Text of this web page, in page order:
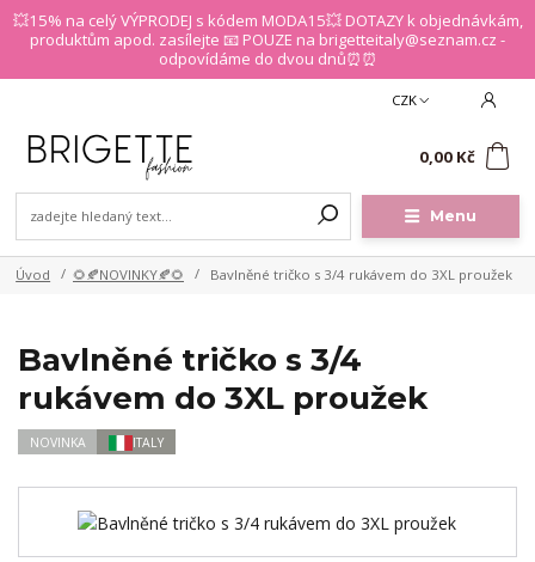
💥15% na celý VÝPRODEJ s kódem MODA15💥 DOTAZY k objednávkám,
produktům apod. zasílejte 📧 POUZE na brigetteitaly@seznam.cz -
odpovídáme do dvou dnů⏰⏰
Menu
CZK
0,00 Kč
Úvod 🌻🍂NOVINKY🍂🌻 Bavlněné tričko s 3/4 rukávem do 3XL proužek
Bavlněné tričko s 3/4
rukávem do 3XL proužek
NOVINKA ITALY